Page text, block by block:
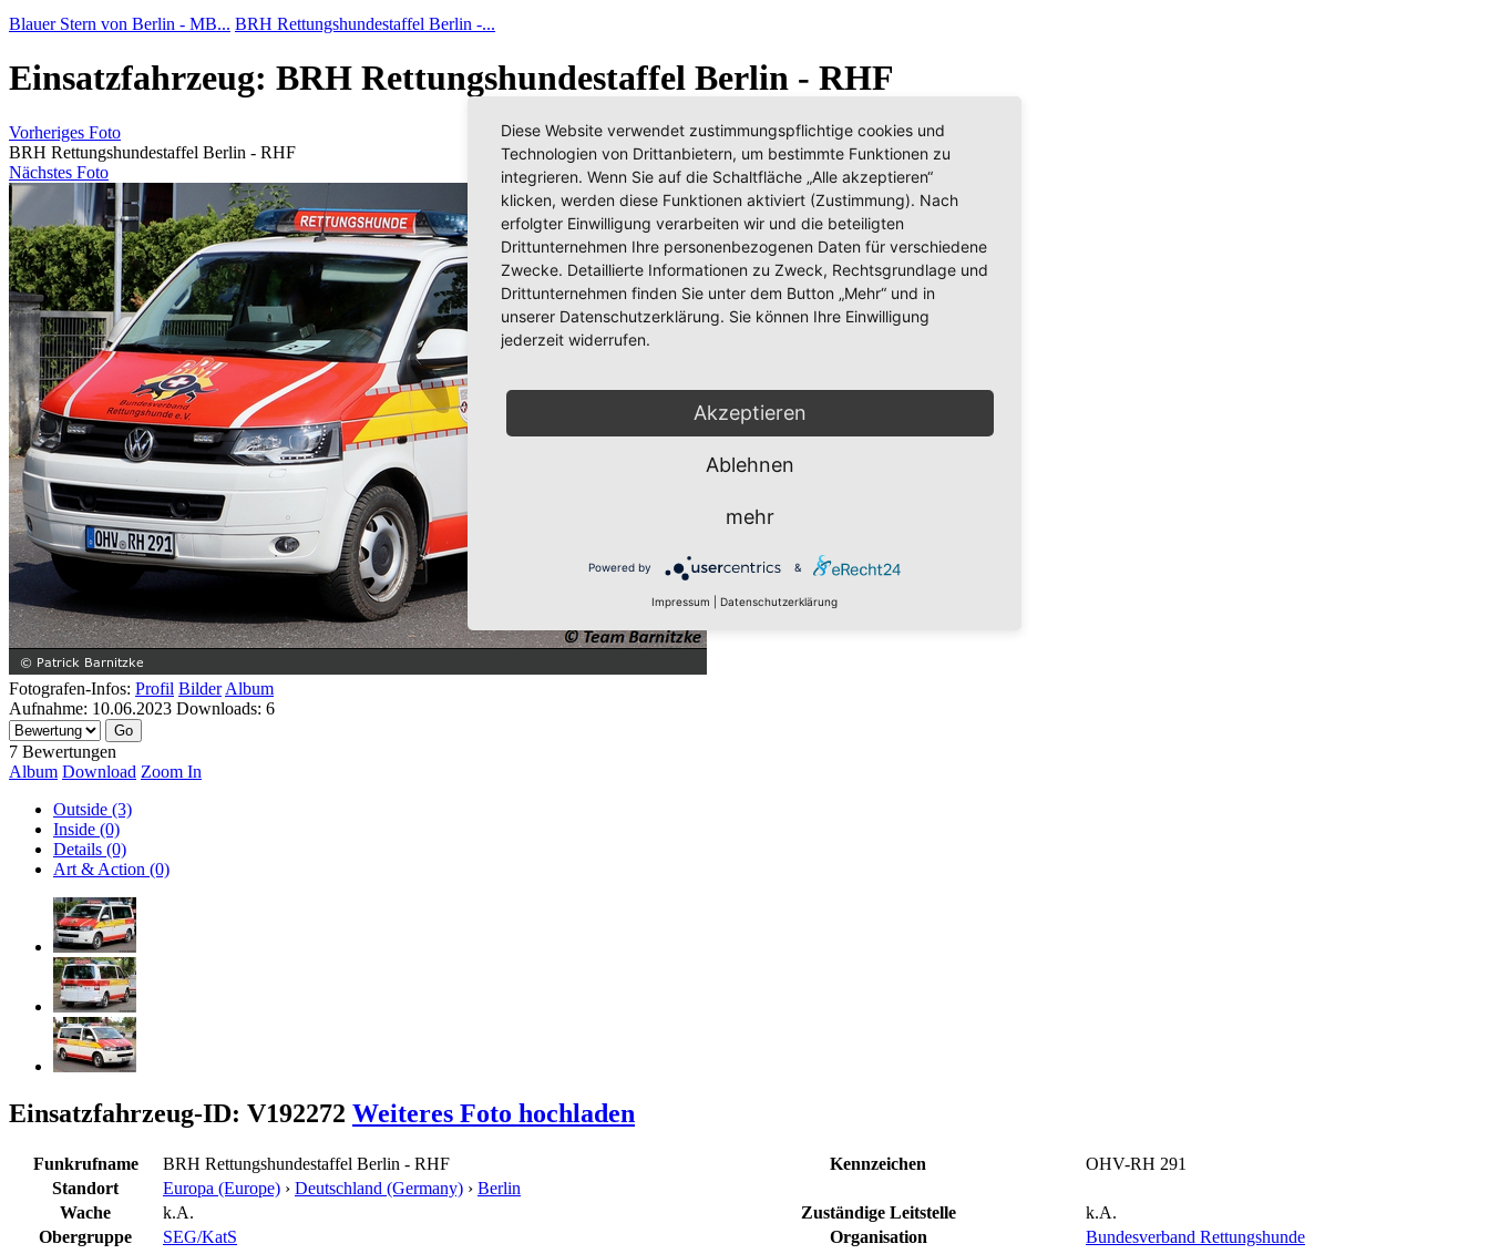
Blauer Stern von Berlin - MB... BRH Rettungshundestaffel Berlin -...
Einsatzfahrzeug: BRH Rettungshundestaffel Berlin - RHF
Vorheriges Foto
BRH Rettungshundestaffel Berlin - RHF
Nächstes Foto
Fotografen-Infos: Profil Bilder Album
Aufnahme: 10.06.2023 Downloads: 6
7 Bewertungen
Album Download Zoom In
Outside (3)
Inside (0)
Details (0)
Art & Action (0)
Einsatzfahrzeug-ID: V192272 Weiteres Foto hochladen
Funkrufname BRH Rettungshundestaffel Berlin - RHF Kennzeichen
OHV-RH 291
Standort
Europa (Europe) › Deutschland (Germany) › Berlin
Wache
k.A. Zuständige Leitstelle
k.A.
Obergruppe
SEG/KatS Organisation
Bundesverband Rettungshunde
Diese Website verwendet zustimmungspflichtige cookies und
Technologien von Drittanbietern, um bestimmte Funktionen zu
integrieren. Wenn Sie auf die Schaltfläche „Alle akzeptieren“
klicken, werden diese Funktionen aktiviert (Zustimmung). Nach
erfolgter Einwilligung verarbeiten wir und die beteiligten
Drittunternehmen Ihre personenbezogenen Daten für verschiedene
Zwecke. Detaillierte Informationen zu Zweck, Rechtsgrundlage und
Drittunternehmen finden Sie unter dem Button „Mehr“ und in
unserer Datenschutzerklärung. Sie können Ihre Einwilligung
jederzeit widerrufen.
Akzeptieren
Ablehnen
mehr
Powered by &
Impressum Datenschutzerklärung